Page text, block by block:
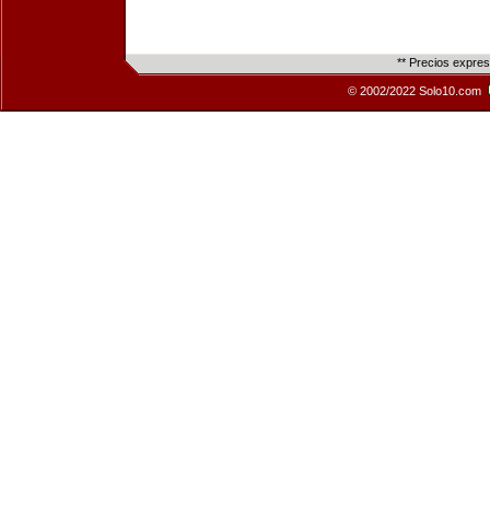
** Precios
© 2002/2022 Solo10.com